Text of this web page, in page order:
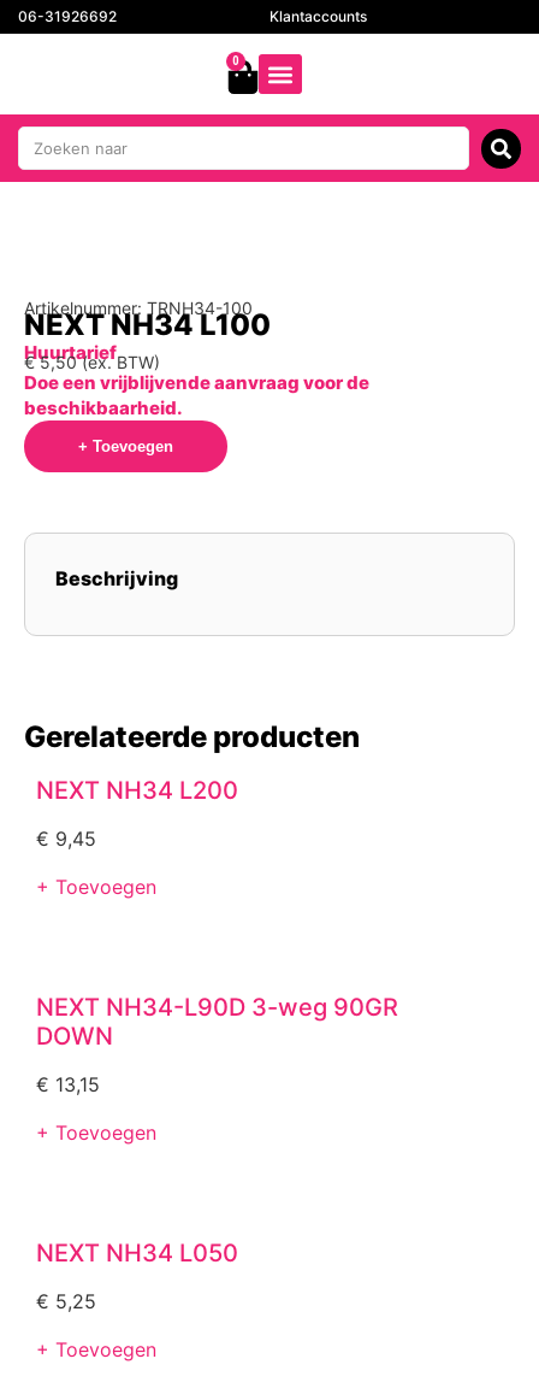
06-31926692 Klantaccounts
0
Artikelnummer: TRNH34-100
NEXT NH34 L100
Huurtarief
€5,50(ex. BTW)
Doe een vrijblijvende aanvraag voor de
beschikbaarheid.
+ Toevoegen
Beschrijving
Gerelateerde producten
NEXT NH34 L200
€ 9,45
+ Toevoegen
NEXT NH34-L90D 3-weg 90GR
DOWN
€ 13,15
+ Toevoegen
NEXT NH34 L050
€ 5,25
+ Toevoegen